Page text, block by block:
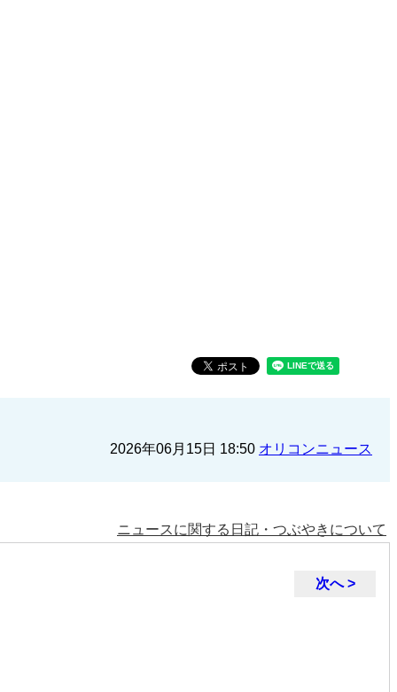
2026年06月15日 18:50 オリコンニュース
ニュースに関する日記・つぶやきについて
次へ >